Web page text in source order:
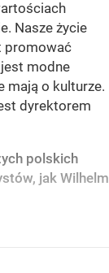
Nasze życie
promować
jest modne
mają o kulturze.
dyrektorem
polskich
jak Wilhelm